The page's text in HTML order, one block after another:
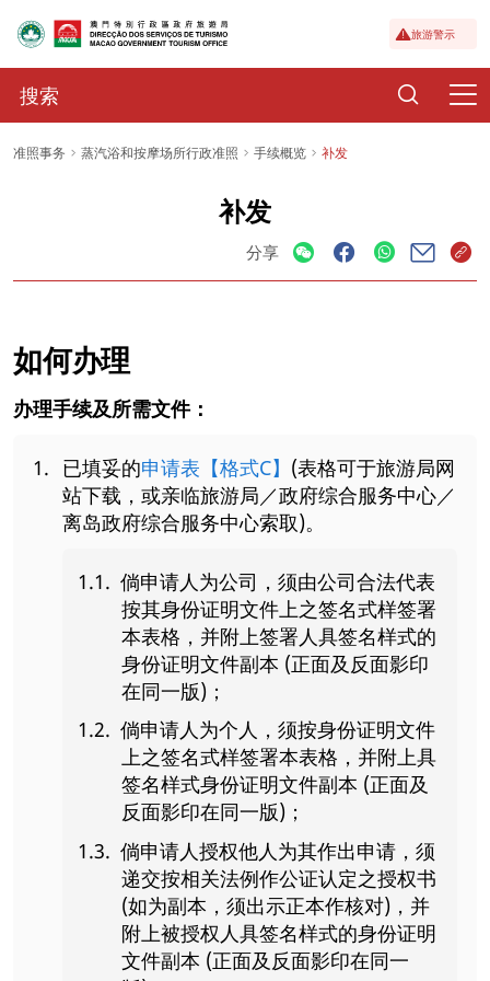
旅游警示
准照事务 蒸汽浴和按摩场所行政准照 手续概览 补发
补发
分享
如何办理
办理手续及所需文件：
已填妥的申请表【格式C】 (表格可于旅游局网
站下载，或亲临旅游局／政府综合服务中心／
离岛政府综合服务中心索取)。
倘申请人为公司，须由公司合法代表
按其身份证明文件上之签名式样签署
本表格，并附上签署人具签名样式的
身份证明文件副本 (正面及反面影印
在同一版)；
倘申请人为个人，须按身份证明文件
上之签名式样签署本表格，并附上具
签名样式身份证明文件副本 (正面及
反面影印在同一版)；
倘申请人授权他人为其作出申请，须
递交按相关法例作公证认定之授权书
(如为副本，须出示正本作核对)，并
附上被授权人具签名样式的身份证明
文件副本 (正面及反面影印在同一